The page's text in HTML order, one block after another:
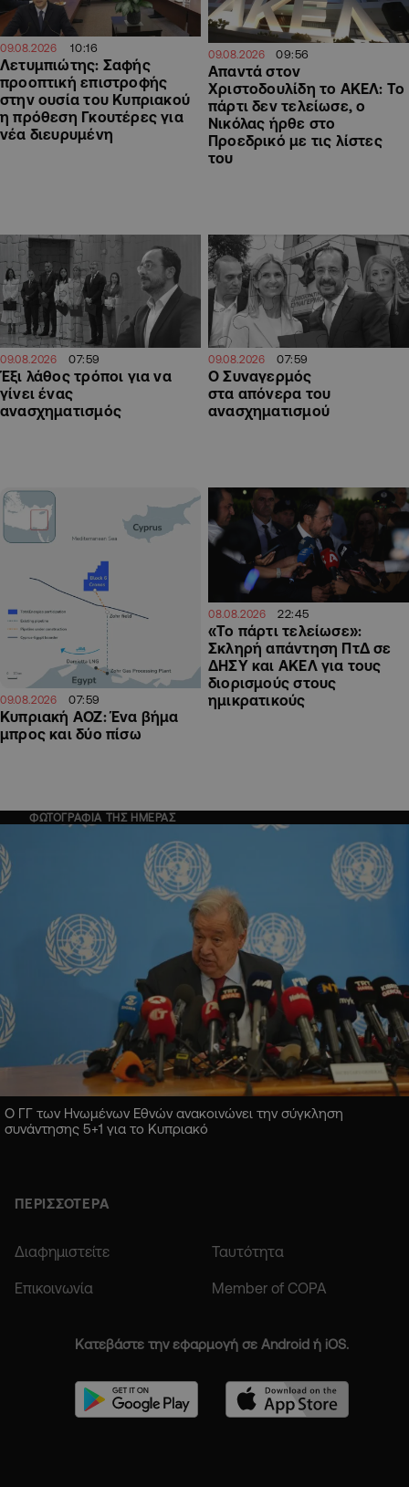
09.08.2026 10:16
Λετυμπιώτης: Σαφής
προοπτική επιστροφής
στην ουσία του Κυπριακού
η πρόθεση Γκουτέρες για
νέα διευρυμένη
09.08.2026 09:56
Απαντά στον
Χριστοδουλίδη το ΑΚΕΛ: Το
πάρτι δεν τελείωσε, ο
Νικόλας ήρθε στο
Προεδρικό με τις λίστες
του
09.08.2026 07:59
Έξι λάθος τρόποι για να
γίνει ένας
ανασχηματισμός
09.08.2026 07:59
Ο Συναγερμός
στα απόνερα του
ανασχηματισμού
09.08.2026 07:59
Κυπριακή ΑΟΖ: Ένα βήμα
μπρος και δύο πίσω
08.08.2026 22:45
«Το πάρτι τελείωσε»:
Σκληρή απάντηση ΠτΔ σε
ΔΗΣΥ και ΑΚΕΛ για τους
διορισμούς στους
ημικρατικούς
ΦΩΤΟΓΡΑΦΙΑ ΤΗΣ ΗΜΕΡΑΣ
Ο ΓΓ των Ηνωμένων Εθνών ανακοινώνει την σύγκληση
συνάντησης 5+1 για το Κυπριακό
ΠΕΡΙΣΣΟΤΕΡΑ
Διαφημιστείτε Ταυτότητα
Επικοινωνία Member of COPA
Κατεβάστε την εφαρμογή σε Android ή iOS.